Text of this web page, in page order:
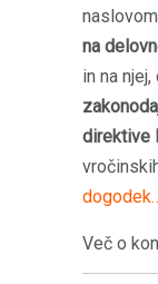
naslovom
na
in na njej,
direktive
Več o